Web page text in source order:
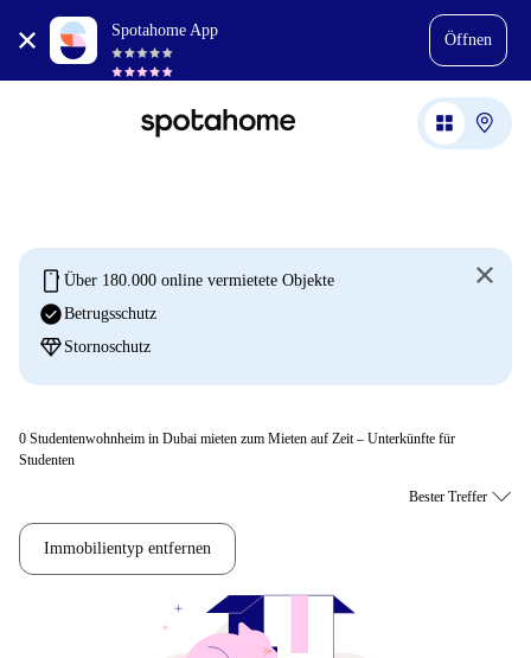
Spotahome App
Öffnen
mobile Über 180.000 online vermietete Objekte
check_circleBetrugsschutz
diamond Stornoschutz
0 Studentenwohnheim in Dubai mieten zum Mieten auf Zeit – Unterkünfte für
Studenten
Immobilientyp entfernen